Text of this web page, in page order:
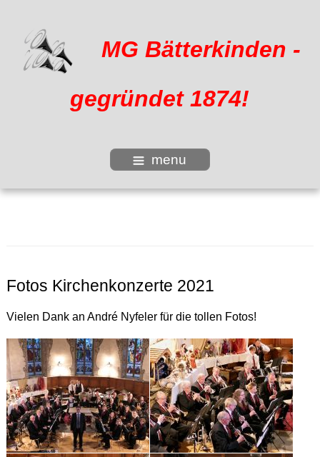
MG Bätterkinden -
gegründet 1874!
menu
Fotos Kirchenkonzerte 2021
Vielen Dank an André Nyfeler für die tollen Fotos!